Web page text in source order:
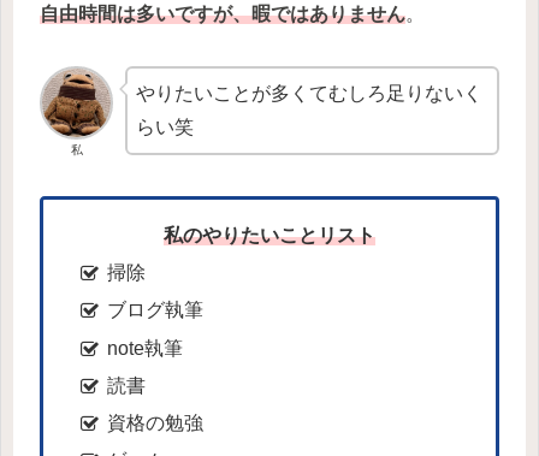
自由時間は多いですが、暇ではありません。
私
やりたいことが多くてむしろ足りないく
らい笑
私のやりたいことリスト
掃除
ブログ執筆
note執筆
読書
資格の勉強